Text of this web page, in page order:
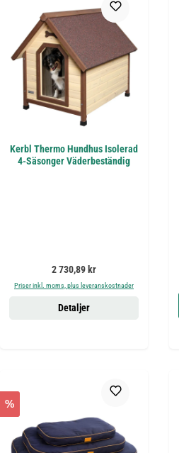
Kerbl Thermo Hundhus Isolerad
4-Säsonger Väderbeständig
Ordinarie pris:
2 730,89 kr
Priser inkl. moms, plus leveranskostnader
Detaljer
%